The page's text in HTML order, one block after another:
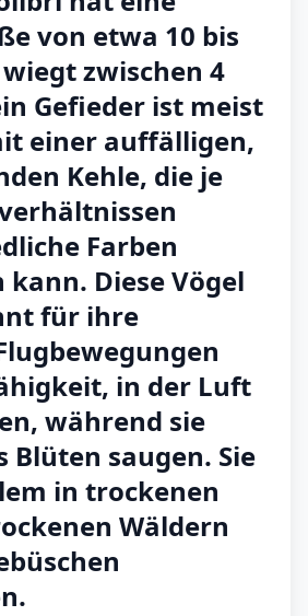
von etwa 10 bis
zwischen 4
Gefieder ist meist
einer auffälligen,
Kehle, die je
Farben
Diese Vögel
für ihre
in der Luft
während sie
Blüten saugen. Sie
in trockenen
Wäldern